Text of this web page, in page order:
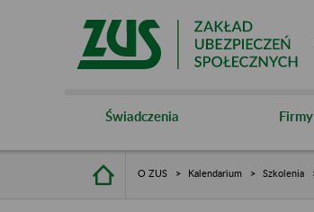
Świadczenia Firmy
O ZUS Kalendarium Szkolenia